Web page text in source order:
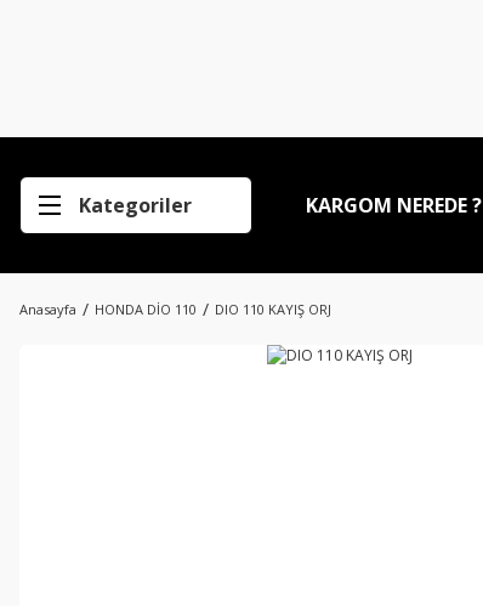
Kategoriler KARGOM NEREDE ?
Anasayfa HONDA DİO 110 DIO 110 KAYIŞ ORJ